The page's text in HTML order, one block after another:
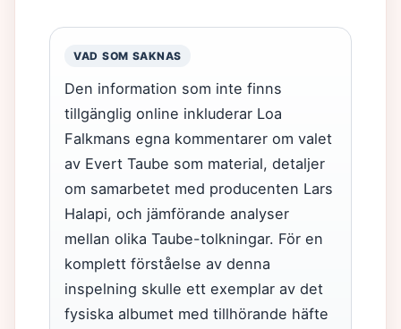
VAD SOM SAKNAS
Den information som inte finns
tillgänglig online inkluderar Loa
Falkmans egna kommentarer om valet
av Evert Taube som material, detaljer
om samarbetet med producenten Lars
Halapi, och jämförande analyser
mellan olika Taube-tolkningar. För en
komplett förståelse av denna
inspelning skulle ett exemplar av det
fysiska albumet med tillhörande häfte